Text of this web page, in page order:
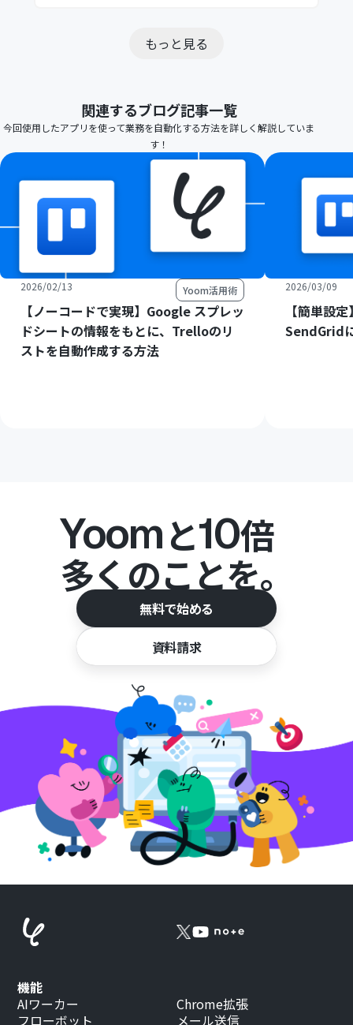
もっと見る
関連するブログ記事一覧
今回使用したアプリを使って業務を自動化する方法を詳しく解説していま
す！
2026/02/13 Yoom活用術
【ノーコードで実現】Google スプレッ
ドシートの情報をもとに、Trelloのリ
ストを自動作成する方法
2026/03/09
【簡単設
SendGrid
Yoomと10倍
多くのことを。
無料で始める
資料請求
機能
AIワーカー
フローボット
Chrome拡張
メール送信